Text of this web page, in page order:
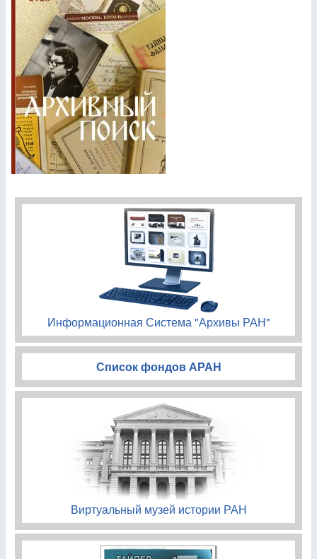
Информационная Система "Архивы РАН"
Список фондов АРАН
Виртуальный музей истории РАН